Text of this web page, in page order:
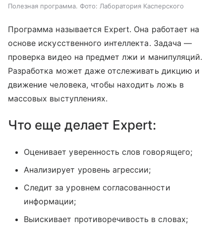
Полезная программа. Фото: Лаборатория Касперского
Программа называется Expert. Она работает на
основе искусственного интеллекта. Задача —
проверка видео на предмет лжи и манипуляций.
Разработка может даже отслеживать дикцию и
движение человека, чтобы находить ложь в
массовых выступлениях.
Что еще делает Expert:
Оценивает уверенность слов говорящего;
Анализирует уровень агрессии;
Следит за уровнем согласованности
информации;
Выискивает противоречивость в словах;